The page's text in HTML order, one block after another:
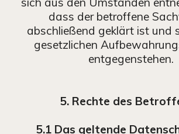
dass der betroffene
abschließend geklärt ist und
gesetzlichen
entgegenstehen.
5. Rechte des
5.1 Das geltende